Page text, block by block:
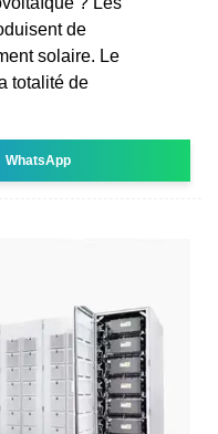
de
solaire. Le
totalité de
WhatsApp